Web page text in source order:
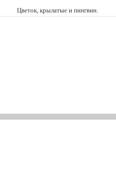
Цветок, крылатые и пингвин.